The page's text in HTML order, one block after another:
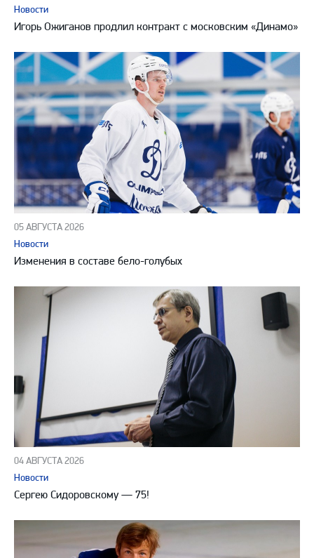
Новости
Игорь Ожиганов продлил контракт с московским «Динамо»
05 АВГУСТА 2026
Новости
Изменения в составе бело-голубых
04 АВГУСТА 2026
Новости
Сергею Сидоровскому — 75!